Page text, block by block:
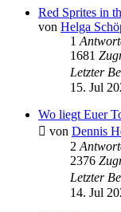
Red Sprites in
von Helga
1
1681
Letzter
15. Jul
Wo liegt Euer
von Dennis
2
2376
Letzter
14. Jul